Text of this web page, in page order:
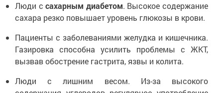
Люди ссахарным диабетом. Высокое содержание
сахара резко повышает уровень глюкозы в крови.
Пациенты с заболеваниями желудка и кишечника.
Газировка способна усилить проблемы с ЖКТ,
вызвав обострение гастрита, язвы и колита.
Люди с лишним весом. Из-за высокого